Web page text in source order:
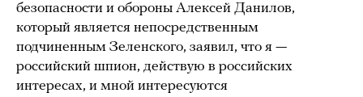
безопасности и обороны Алексей Данилов,
который является непосредственным
подчиненным Зеленского, заявил, что я —
российский шпион, действую в российских
интересах, и мной интересуются